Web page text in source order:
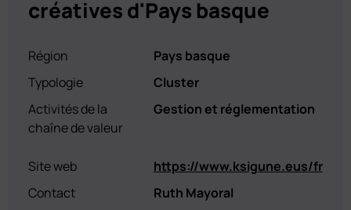
créatives d'Pays basque
Région
Pays basque
Typologie
Cluster
Activités de la
chaîne de valeur
Gestion et réglementation
Site web
https://www.ksigune.eus/fr
Contact
Ruth Mayoral